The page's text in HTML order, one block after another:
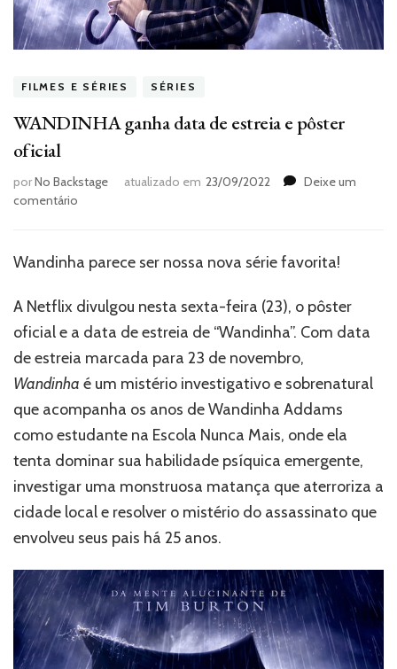
FILMES E SÉRIES SÉRIES
WANDINHA ganha data de estreia e pôster
oficial
porNo Backstage atualizado em 23/09/2022
Deixe um
comentário
de
e
pôster
Wandinha parece ser nossa nova série favorita!
A Netflix divulgou nesta sexta-feira (23), o pôster
oficial e a data de estreia de “Wandinha”. Com data
de estreia marcada para 23 de novembro,
Wandinha é um mistério investigativo e sobrenatural
que acompanha os anos de Wandinha Addams
como estudante na Escola Nunca Mais, onde ela
tenta dominar sua habilidade psíquica emergente,
investigar uma monstruosa matança que aterroriza a
cidade local e resolver o mistério do assassinato que
envolveu seus pais há 25 anos.